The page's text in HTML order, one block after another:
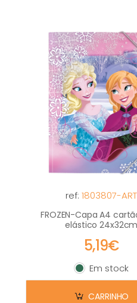
ref:1803807-ART
FROZEN-Capa A4
elástico 24x32cm
5,19€
Em stock
Em stock
CARRINHO